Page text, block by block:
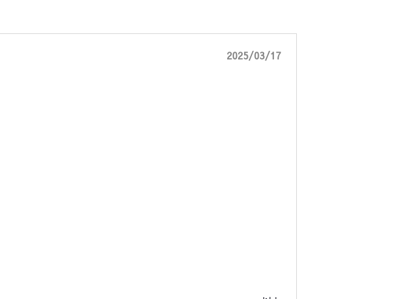
2025/03/17